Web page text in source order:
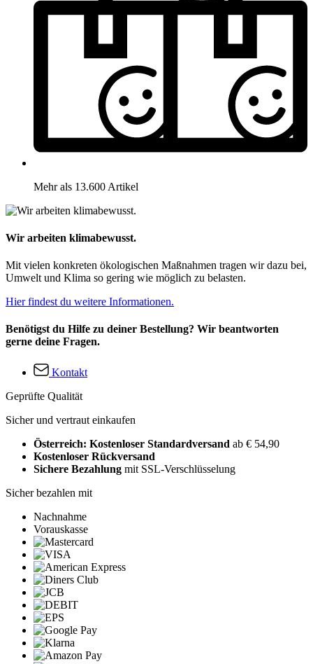
Mehr als 13.600 Artikel
Wir arbeiten klimabewusst.
Mit vielen konkreten ökologischen Maßnahmen tragen wir dazu bei,
Umwelt und Klima so gering wie möglich zu belasten.
Hier findest du weitere Informationen.
Benötigst du Hilfe zu deiner Bestellung? Wir beantworten
gerne deine Fragen.
Kontakt
Geprüfte Qualität
Sicher und vertraut einkaufen
Österreich: Kostenloser Standardversand ab € 54,90
Kostenloser Rückversand
Sichere Bezahlung mit SSL-Verschlüsselung
Sicher bezahlen mit
Nachnahme
Vorauskasse